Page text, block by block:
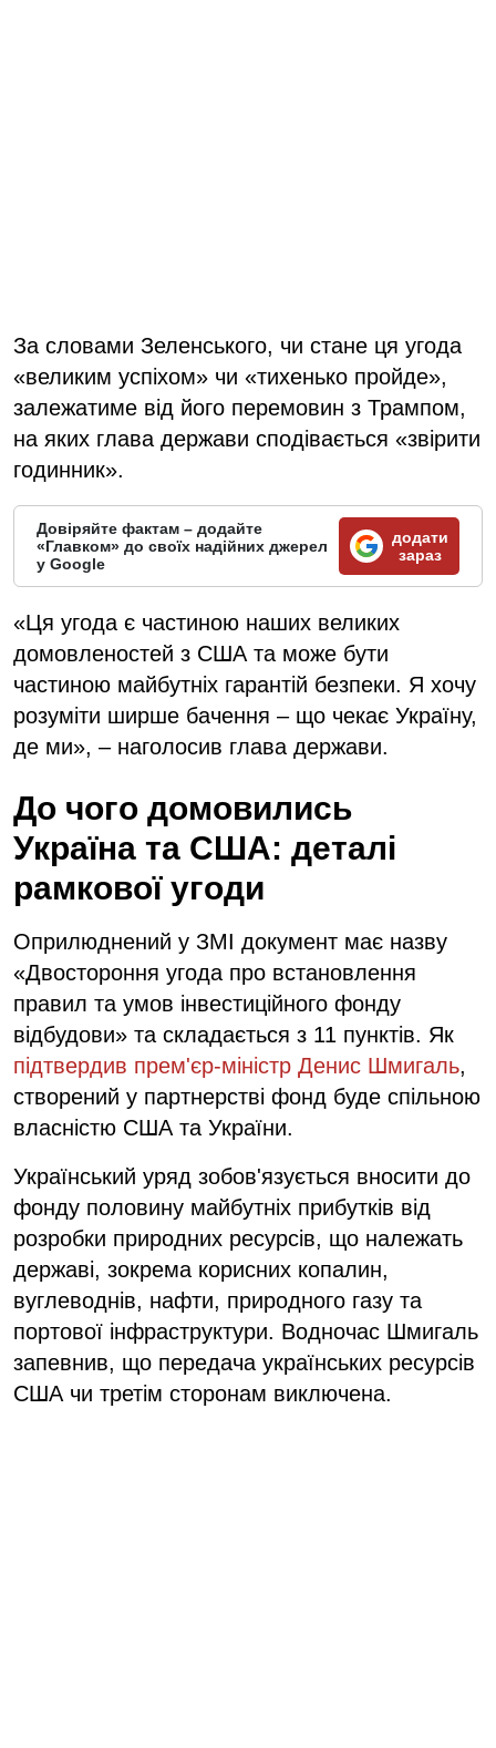
За словами Зеленського, чи стане ця угода
«великим успіхом» чи «тихенько пройде»,
залежатиме від його перемовин з Трампом,
на яких глава держави сподівається «звірити
годинник».
Довіряйте фактам – додайте
«Главком» до своїх надійних джерел
у Google
додати
зараз
«Ця угода є частиною наших великих
домовленостей з США та може бути
частиною майбутніх гарантій безпеки. Я хочу
розуміти ширше бачення – що чекає Україну,
де ми», – наголосив глава держави.
До чого домовились
Україна та США: деталі
рамкової угоди
Оприлюднений у ЗМІ документ має назву
«Двостороння угода про встановлення
правил та умов інвестиційного фонду
відбудови» та складається з 11 пунктів. Як
підтвердив прем'єр-міністр Денис Шмигаль,
створений у партнерстві фонд буде спільною
власністю США та України.
Український уряд зобов'язується вносити до
фонду половину майбутніх прибутків від
розробки природних ресурсів, що належать
державі, зокрема корисних копалин,
вуглеводнів, нафти, природного газу та
портової інфраструктури. Водночас Шмигаль
запевнив, що передача українських ресурсів
США чи третім сторонам виключена.